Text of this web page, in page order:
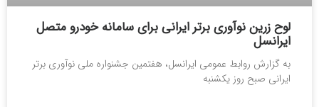
لوح زرین نوآوری برتر ایرانی برای سامانه خودرو متصل
ایرانسل
به گزارش روابط عمومی ایرانسل، هفتمین جشنواره ملی نوآوری برتر
ایرانی صبح روز یکشنبه